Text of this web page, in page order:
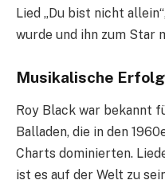
Lied „Du bist nicht
wurde und ihn zum Star
Musikalische
Roy Black war bekannt
Balladen, die in den
Charts dominierten.
ist es auf der Welt zu